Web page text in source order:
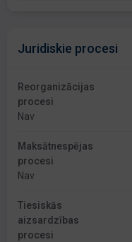
Juridiskie procesi
Reorganizācijas
procesi
Nav
Maksātnespējas
procesi
Nav
Tiesiskās
aizsardzības
procesi